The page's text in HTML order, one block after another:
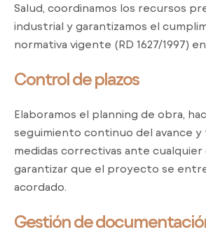
Salud, coordinamos los recursos
industrial y garantizamos el
normativa vigente (RD 1627/1997)
Control de plazos
Elaboramos el planning de obra,
seguimiento continuo del avance y
medidas correctivas ante cualquier
garantizar que el proyecto se
acordado.
Gestión de